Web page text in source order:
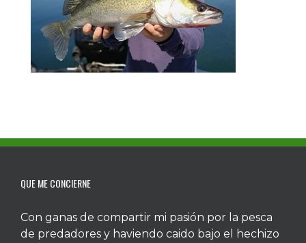
QUE ME CONCIERNE
Con ganas de compartir mi pasión por la pesca
de predadores y haviendo caido bajo el hechizo